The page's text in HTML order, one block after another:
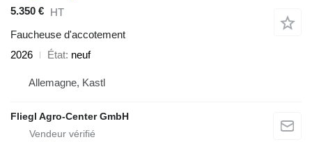
5.350 € HT
Faucheuse d'accotement
2026
État neuf
Allemagne, Kastl
Fliegl Agro-Center GmbH